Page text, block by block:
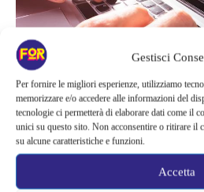
Gestisci
Per fornire le migliori esperienze, utilizziamo
memorizzare e/o accedere alle informazioni del
tecnologie ci permetterà di elaborare dati come il
unici su questo sito. Non acconsentire o ritirare il
su alcune caratteristiche e funzioni.
Accetta
Mano al computer dal 2024
Cambia la